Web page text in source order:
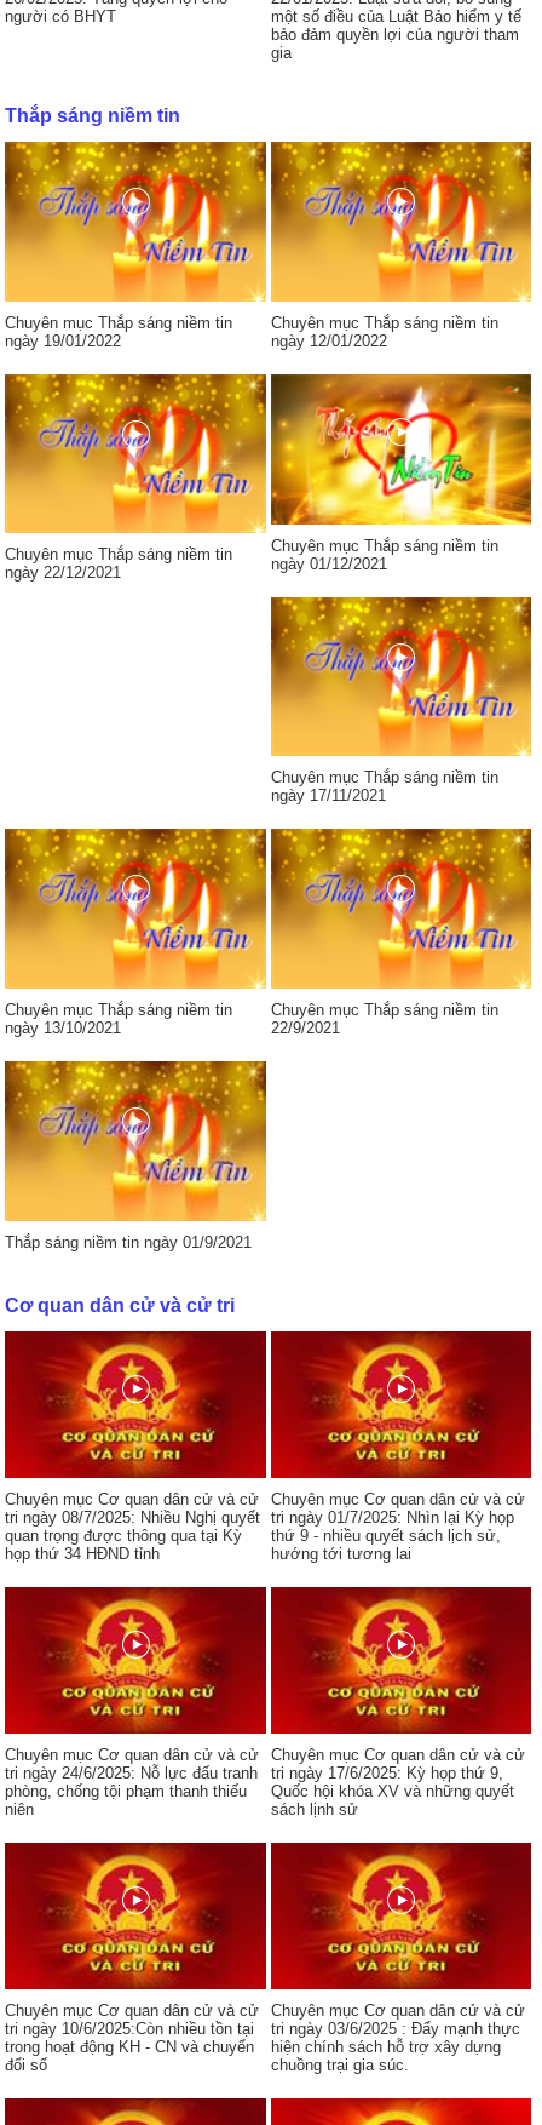
người có BHYT
một số điều của Luật Bảo hiểm y tế
bảo đảm quyền lợi của người tham
gia
Thắp sáng niềm tin
Chuyên mục Thắp sáng niềm tin
ngày 19/01/2022
Chuyên mục Thắp sáng niềm tin
ngày 12/01/2022
Chuyên mục Thắp sáng niềm tin
ngày 22/12/2021
Chuyên mục Thắp sáng niềm tin
ngày 01/12/2021
Chuyên mục Thắp sáng niềm tin
ngày 17/11/2021
Chuyên mục Thắp sáng niềm tin
ngày 13/10/2021
Chuyên mục Thắp sáng niềm tin
22/9/2021
Thắp sáng niềm tin ngày 01/9/2021
Cơ quan dân cử và cử tri
Chuyên mục Cơ quan dân cử và cử
tri ngày 08/7/2025: Nhiều Nghị quyết
quan trọng được thông qua tại Kỳ
họp thứ 34 HĐND tỉnh
Chuyên mục Cơ quan dân cử và cử
tri ngày 01/7/2025: Nhìn lại Kỳ họp
thứ 9 - nhiều quyết sách lịch sử,
hướng tới tương lai
Chuyên mục Cơ quan dân cử và cử
tri ngày 24/6/2025: Nỗ lực đấu tranh
phòng, chống tội phạm thanh thiếu
niên
Chuyên mục Cơ quan dân cử và cử
tri ngày 17/6/2025: Kỳ họp thứ 9,
Quốc hội khóa XV và những quyết
sách lịnh sử
Chuyên mục Cơ quan dân cử và cử
tri ngày 10/6/2025:Còn nhiều tồn tại
trong hoạt động KH - CN và chuyển
đổi số
Chuyên mục Cơ quan dân cử và cử
tri ngày 03/6/2025 : Đẩy mạnh thực
hiện chính sách hỗ trợ xây dựng
chuồng trại gia súc.